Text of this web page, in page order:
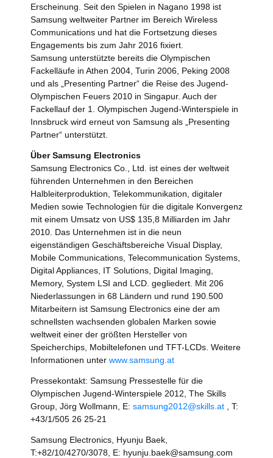
Erscheinung. Seit den Spielen in Nagano 1998 ist
Samsung weltweiter Partner im Bereich Wireless
Communications und hat die Fortsetzung dieses
Engagements bis zum Jahr 2016 fixiert.
Samsung unterstützte bereits die Olympischen
Fackelläufe in Athen 2004, Turin 2006, Peking 2008
und als „Presenting Partner“ die Reise des Jugend-
Olympischen Feuers 2010 in Singapur. Auch der
Fackellauf der 1. Olympischen Jugend-Winterspiele in
Innsbruck wird erneut von Samsung als „Presenting
Partner“ unterstützt.
Über Samsung Electronics
Samsung Electronics Co., Ltd. ist eines der weltweit
führenden Unternehmen in den Bereichen
Halbleiterproduktion, Telekommunikation, digitaler
Medien sowie Technologien für die digitale Konvergenz
mit einem Umsatz von US$ 135,8 Milliarden im Jahr
2010. Das Unternehmen ist in die neun
eigenständigen Geschäftsbereiche Visual Display,
Mobile Communications, Telecommunication Systems,
Digital Appliances, IT Solutions, Digital Imaging,
Memory, System LSI and LCD. gegliedert. Mit 206
Niederlassungen in 68 Ländern und rund 190.500
Mitarbeitern ist Samsung Electronics eine der am
schnellsten wachsenden globalen Marken sowie
weltweit einer der größten Hersteller von
Speicherchips, Mobiltelefonen und TFT-LCDs. Weitere
Informationen unter www.samsung.at
Pressekontakt: Samsung Pressestelle für die
Olympischen Jugend-Winterspiele 2012, The Skills
Group, Jörg Wollmann, E: samsung2012@skills.at , T:
+43/1/505 26 25-21
Samsung Electronics, Hyunju Baek,
T:+82/10/4270/3078, E: hyunju.baek@samsung.com